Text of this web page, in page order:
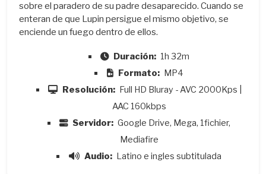
sobre el paradero de su padre desaparecido. Cuando se
enteran de que Lupin persigue el mismo objetivo, se
enciende un fuego dentro de ellos.
Duración: 1h 32m
Formato: MP4
Resolución: Full HD Bluray - AVC 2000Kps |
AAC 160kbps
Servidor: Google Drive, Mega, 1fichier,
Mediafire
Audio: Latino e ingles subtitulada